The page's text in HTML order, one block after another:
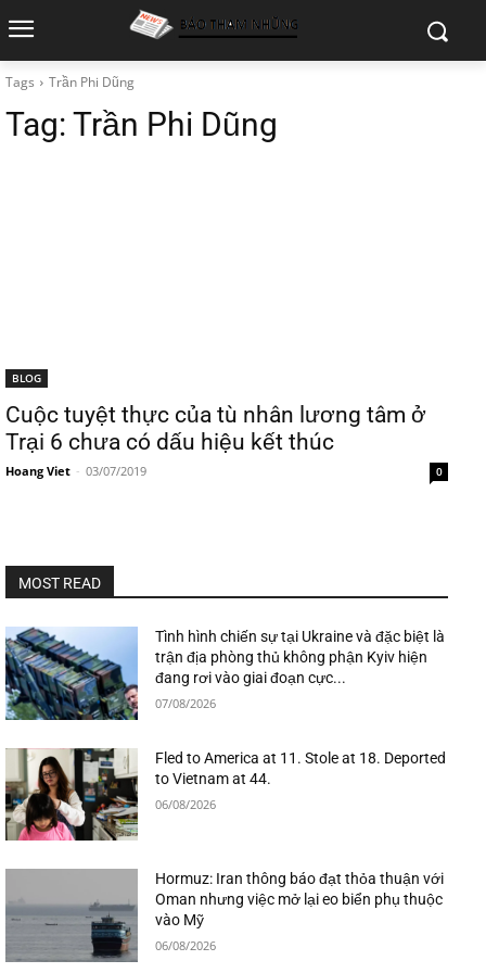
Tags Trần Phi Dũng
Tag: Trần Phi Dũng
BLOG
Cuộc tuyệt thực của tù nhân lương tâm ở
Trại 6 chưa có dấu hiệu kết thúc
Hoang Viet - 03/07/2019 0
MOST READ
Tình hình chiến sự tại Ukraine và đặc biệt là
trận địa phòng thủ không phận Kyiv hiện
đang rơi vào giai đoạn cực...
07/08/2026
Fled to America at 11. Stole at 18. Deported
to Vietnam at 44.
06/08/2026
Hormuz: Iran thông báo đạt thỏa thuận với
Oman nhưng việc mở lại eo biển phụ thuộc
vào Mỹ
06/08/2026